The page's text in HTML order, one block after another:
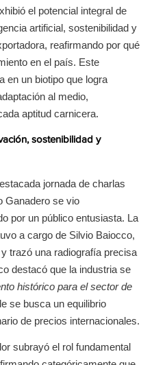
el potencial integral de
artificial, sostenibilidad y
reafirmando por qué
en el país. Este
en un biotipo que logra
al medio,
aptitud carnicera.
sostenibilidad y
jornada de charlas
Ganadero se vio
por un público entusiasta. La
a cargo de Silvio Baiocco,
trazó una radiografía precisa
destacó que la industria se
histórico para el sector de
se busca un equilibrio
de precios internacionales.
subrayó el rol fundamental